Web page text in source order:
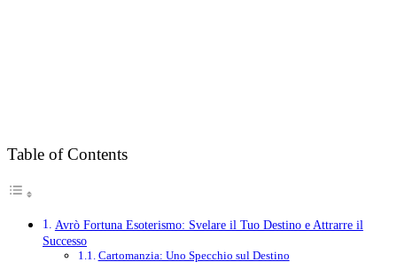
Table of Contents
Avrò Fortuna Esoterismo: Svelare il Tuo Destino e Attrarre il
Successo
Cartomanzia: Uno Specchio sul Destino